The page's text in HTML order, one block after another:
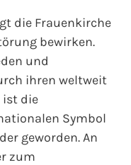
die Frauenkirche
bewirken.
und
ihren weltweit
die
Symbol
geworden. An
zum